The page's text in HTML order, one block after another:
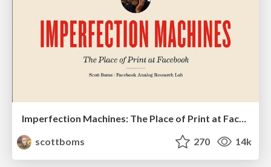
Imperfection Machines: The Place of Print at Facebook
scottboms
270 14k